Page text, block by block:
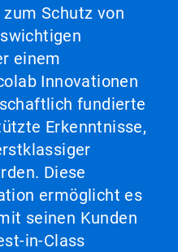
Schutz von
einem
Innovationen
fundierte
Erkenntnisse,
Diese
ermöglicht es
seinen Kunden
in-Class